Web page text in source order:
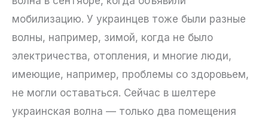
мобилизацию. У украинцев тоже были разные
волны, например, зимой, когда не было
электричества, отопления, и многие люди,
имеющие, например, проблемы со здоровьем,
не могли оставаться. Сейчас в шелтере
украинская волна — только два помещения